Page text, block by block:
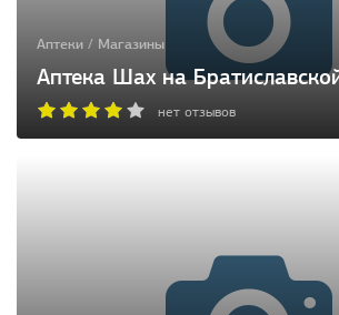
Аптеки / Магазины
Аптека Шах на
нет отзывов